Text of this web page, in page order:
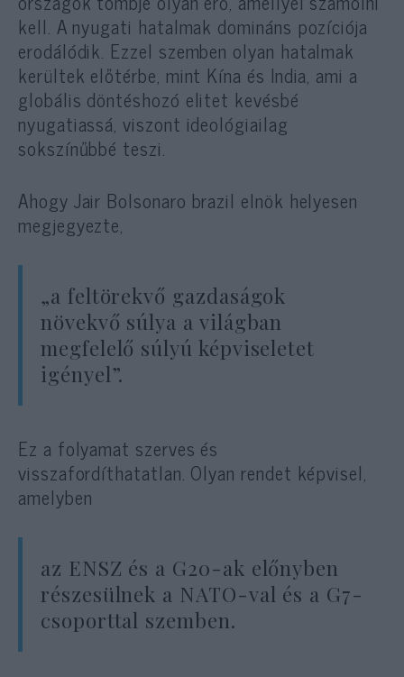
kell. A nyugati hatalmak domináns pozíciója
erodálódik. Ezzel szemben olyan hatalmak
kerültek előtérbe, mint Kína és India, ami a
globális döntéshozó elitet kevésbé
nyugatiassá, viszont ideológiailag
sokszínűbbé teszi.
Ahogy Jair Bolsonaro brazil elnök helyesen
megjegyezte,
„a feltörekvő gazdaságok
növekvő súlya a világban
megfelelő súlyú képviseletet
igényel”.
Ez a folyamat szerves és
visszafordíthatatlan. Olyan rendet képvisel,
amelyben
az ENSZ és a G20-ak előnyben
részesülnek a NATO-val és a G7-
csoporttal szemben.